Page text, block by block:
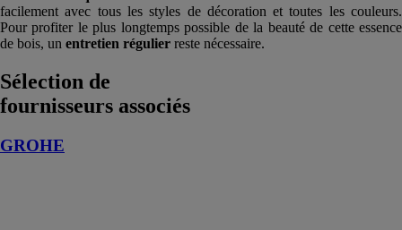
facilement avec tous les styles de décoration et toutes les couleurs.
Pour profiter le plus longtemps possible de la beauté de cette essence
de bois, un entretien régulier reste nécessaire.
Sélection de
fournisseurs associés
GROHE